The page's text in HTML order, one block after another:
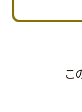
こ